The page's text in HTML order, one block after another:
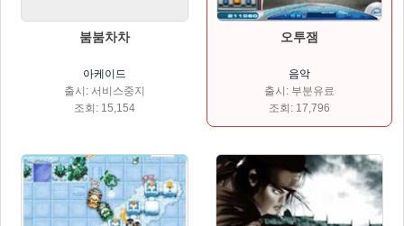
붐붐차차
아케이드
출시: 서비스중지
조회: 15,154
오투잼
음악
출시: 부분유료
조회: 17,796